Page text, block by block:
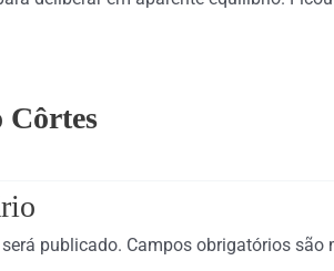
Côrtes
publicado. Campos obrigatórios são